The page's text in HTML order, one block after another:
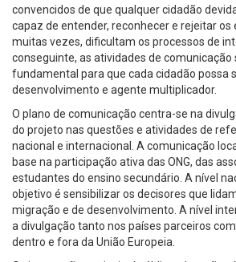
convencidos de que qualquer cidadão
capaz de entender, reconhecer e rejeitar os
muitas vezes, dificultam os processos de
conseguinte, as atividades de
fundamental para que cada cidadão possa
desenvolvimento e agente multiplicador.
O plano de comunicação centra-se na
do projeto nas questões e atividades de
nacional e internacional. A comunicação
base na participação ativa das ONG, das
estudantes do ensino secundário. A nível
objetivo é sensibilizar os decisores que
migração e de desenvolvimento. A nível
a divulgação tanto nos países parceiros
dentro e fora da União Europeia.